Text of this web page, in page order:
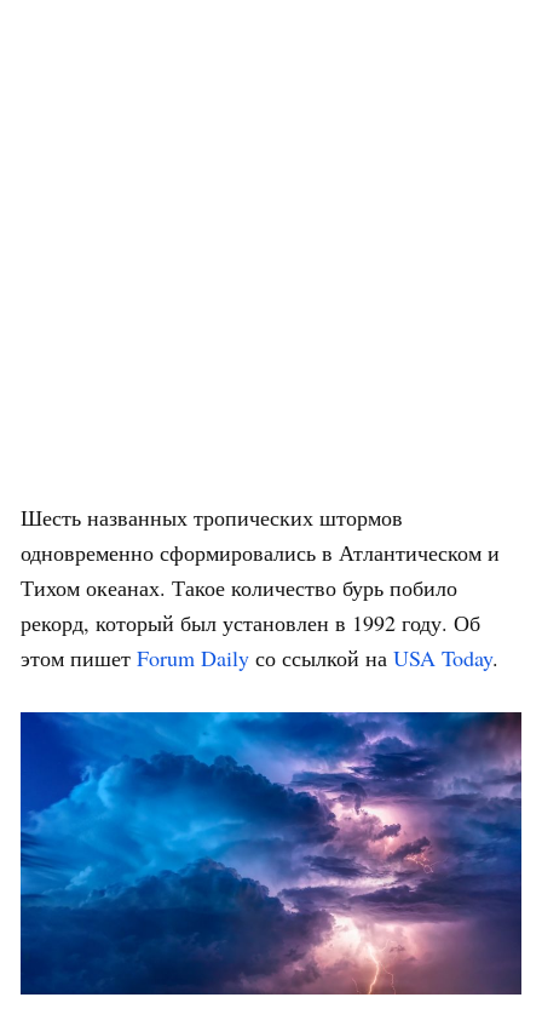
Шесть названных тропических штормов
одновременно сформировались в Атлантическом и
Тихом океанах. Такое количество бурь побило
рекорд, который был установлен в 1992 году. Об
этом пишет Forum Daily со ссылкой на USA Today.